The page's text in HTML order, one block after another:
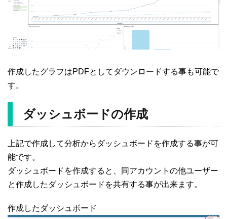
作成したグラフはPDFとしてダウンロードする事も可能で
す。
ダッシュボードの作成
上記で作成して分析からダッシュボードを作成する事が可
能です。
ダッシュボードを作成すると、同アカウントの他ユーザー
と作成したダッシュボードを共有する事が出来ます。
作成したダッシュボード